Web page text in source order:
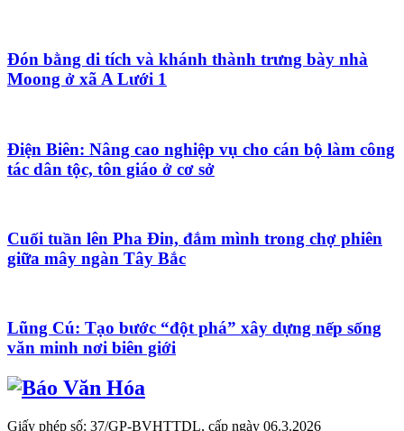
Đón bằng di tích và khánh thành trưng bày nhà
Moong ở xã A Lưới 1
Điện Biên: Nâng cao nghiệp vụ cho cán bộ làm công
tác dân tộc, tôn giáo ở cơ sở
Cuối tuần lên Pha Đin, đắm mình trong chợ phiên
giữa mây ngàn Tây Bắc
Lũng Cú: Tạo bước “đột phá” xây dựng nếp sống
văn minh nơi biên giới
Giấy phép số: 37/GP-BVHTTDL, cấp ngày 06.3.2026